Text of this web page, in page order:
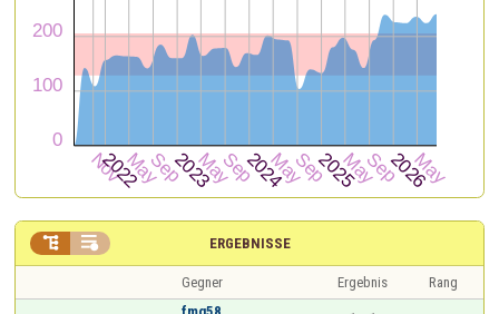
ERGEBNISSE
 
Gegner Ergebnis
Rang
fmg58